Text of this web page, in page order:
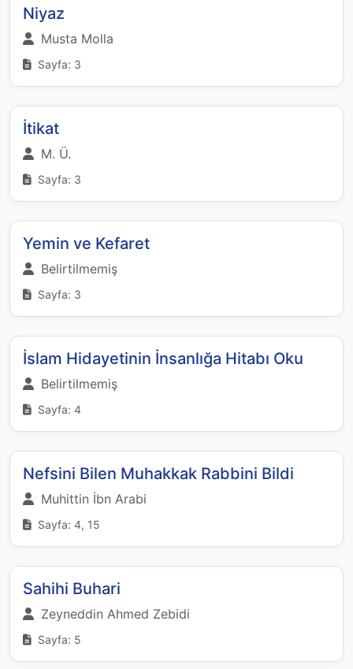
Niyaz
Musta Molla
Sayfa: 3
İtikat
M. Ü.
Sayfa: 3
Yemin ve Kefaret
Belirtilmemiş
Sayfa: 3
İslam Hidayetinin İnsanlığa Hitabı Oku
Belirtilmemiş
Sayfa: 4
Nefsini Bilen Muhakkak Rabbini Bildi
Muhittin İbn Arabi
Sayfa: 4, 15
Sahihi Buhari
Zeyneddin Ahmed Zebidi
Sayfa: 5